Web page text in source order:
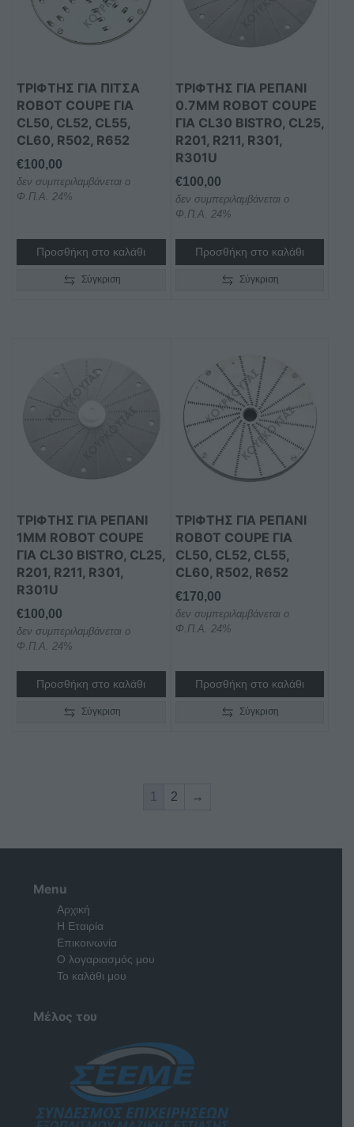
ΤΡΊΦΤΗΣ ΓΙΑ ΠΊΤΣΑ
ROBOT COUPE ΓΙΑ
CL50, CL52, CL55,
CL60, R502, R652
€100,00
δεν συμπεριλαμβάνεται ο
Φ.Π.Α. 24%
Προσθήκη στο καλάθι
Σύγκριση
ΤΡΊΦΤΗΣ ΓΙΑ ΡΕΠΆΝΙ
0.7MM ROBOT COUPE
ΓΙΑ CL30 BISTRO, CL25,
R201, R211, R301,
R301U
€100,00
δεν συμπεριλαμβάνεται ο
Φ.Π.Α. 24%
Προσθήκη στο καλάθι
Σύγκριση
ΤΡΊΦΤΗΣ ΓΙΑ ΡΕΠΆΝΙ
1MM ROBOT COUPE
ΓΙΑ CL30 BISTRO, CL25,
R201, R211, R301,
R301U
€100,00
δεν συμπεριλαμβάνεται ο
Φ.Π.Α. 24%
Προσθήκη στο καλάθι
Σύγκριση
ΤΡΊΦΤΗΣ ΓΙΑ ΡΕΠΆΝΙ
ROBOT COUPE ΓΙΑ
CL50, CL52, CL55,
CL60, R502, R652
€170,00
δεν συμπεριλαμβάνεται ο
Φ.Π.Α. 24%
Προσθήκη στο καλάθι
Σύγκριση
1 2 →
Menu
Αρχική
Η Εταιρία
Επικοινωνία
Ο λογαριασμός μου
Το καλάθι μου
Μέλος του